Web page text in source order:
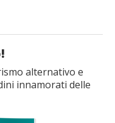
alternativo e
innamorati delle